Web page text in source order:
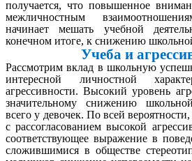
получается, что повышенное
межличностным
начинает мешать учебной
конечном итоге, к снижению
Учеба и
Рассмотрим вклад в школьную
интересной личностной
агрессивности. Высокий уровень
значительному снижению
всего у девочек. По всей
с рассогласованием высокой
соответствующее выражение в
сложившимися в обществе